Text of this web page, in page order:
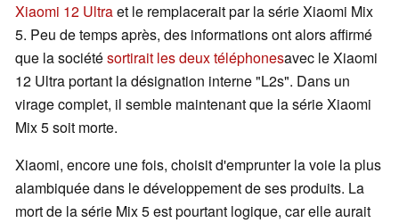
Xiaomi 12 Ultraet le remplacerait par la série Xiaomi Mix
5. Peu de temps après, des informations ont alors affirmé
que la sociétésortirait les deux téléphonesavec le Xiaomi
12 Ultra portant la désignation interne "L2s". Dans un
virage complet, il semble maintenant que la série Xiaomi
Mix 5 soit morte.
Xiaomi, encore une fois, choisit d'emprunter la voie la plus
alambiquée dans le développement de ses produits. La
mort de la série Mix 5 est pourtant logique, car elle aurait